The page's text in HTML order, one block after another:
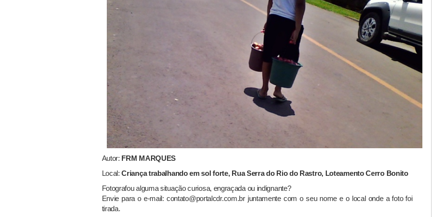
Autor: FRM MARQUES
Local:Criança trabalhando em sol forte, Rua Serra do Rio do Rastro, Loteamento Cerro Bonito
Fotografou alguma situação curiosa, engraçada ou indignante?
Envie para o e-mail: contato@portalcdr.com.br juntamente com o seu nome e o local onde a foto foi
tirada.